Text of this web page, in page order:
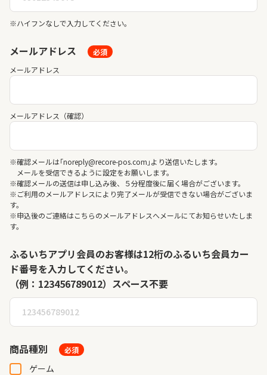
※ハイフンなしで入力してください。
メールアドレス
必須
メールアドレス
メールアドレス（確認）
※確認メールは｢noreply@recore-pos.com｣より送信いたします。
メールを受信できるように設定をお願いします。
※確認メールの送信は申し込み後、５分程度後に届く場合がございます。
※ご利用のメールアドレスにより完了メールが受信できない場合がございま
す。
※申込後のご連絡はこちらのメールアドレスへメールにてお知らせいたしま
す。
ふるいちアプリ会員のお客様は12桁のふるいち会員カー
ド番号を入力してください。
（例：123456789012）スペース不要
商品種別 必須
ゲーム